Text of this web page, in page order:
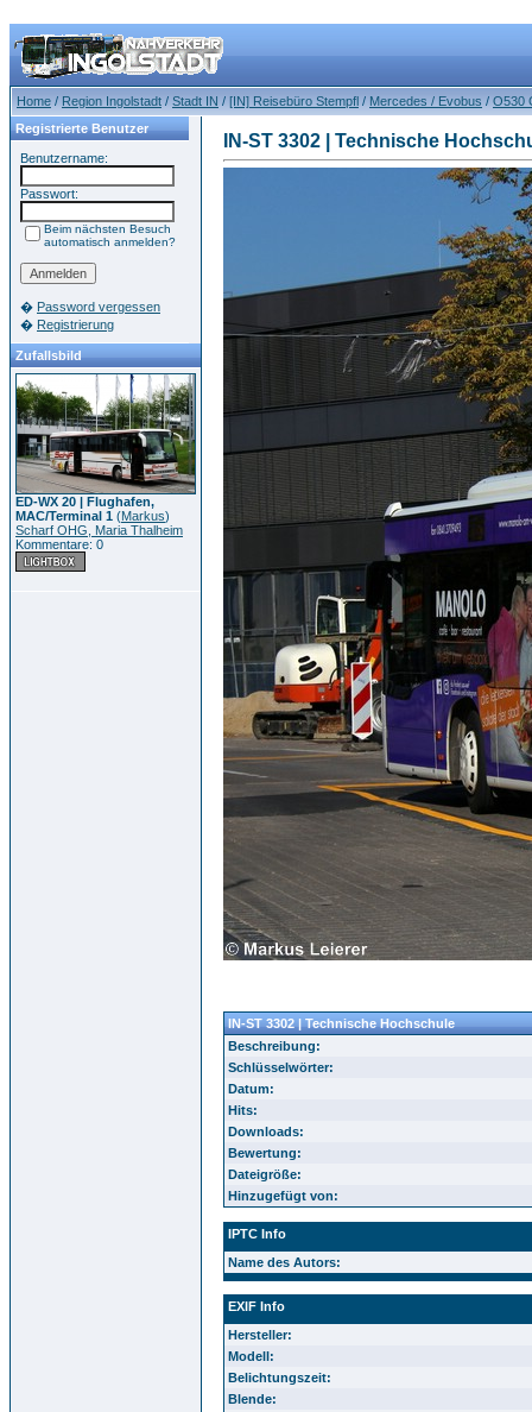
Home / Region Ingolstadt / Stadt IN / [IN] Reisebüro Stempfl / Mercedes / Evobus / O530
Registrierte Benutzer
Benutzername:
Passwort:
Beim nächsten Besuch
automatisch anmelden?
� Password vergessen
� Registrierung
Zufallsbild
ED-WX 20 | Flughafen,
MAC/Terminal 1 (Markus)
Scharf OHG, Maria Thalheim
Kommentare: 0
IN-ST 3302 | Technische
IN-ST 3302 | Technische Hochschule
Beschreibung:
Schlüsselwörter:
Datum:
Hits:
Downloads:
Bewertung:
Dateigröße:
Hinzugefügt von:
IPTC Info
Name des Autors:
EXIF Info
Hersteller:
Modell:
Belichtungszeit:
Blende: